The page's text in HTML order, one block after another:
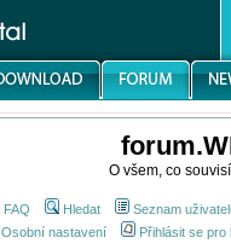
O všem, co
FAQ Hledat Seznam
Osobní nastavení
Přihlásit se